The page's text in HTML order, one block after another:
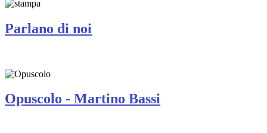
Parlano di noi
Opuscolo - Martino Bassi